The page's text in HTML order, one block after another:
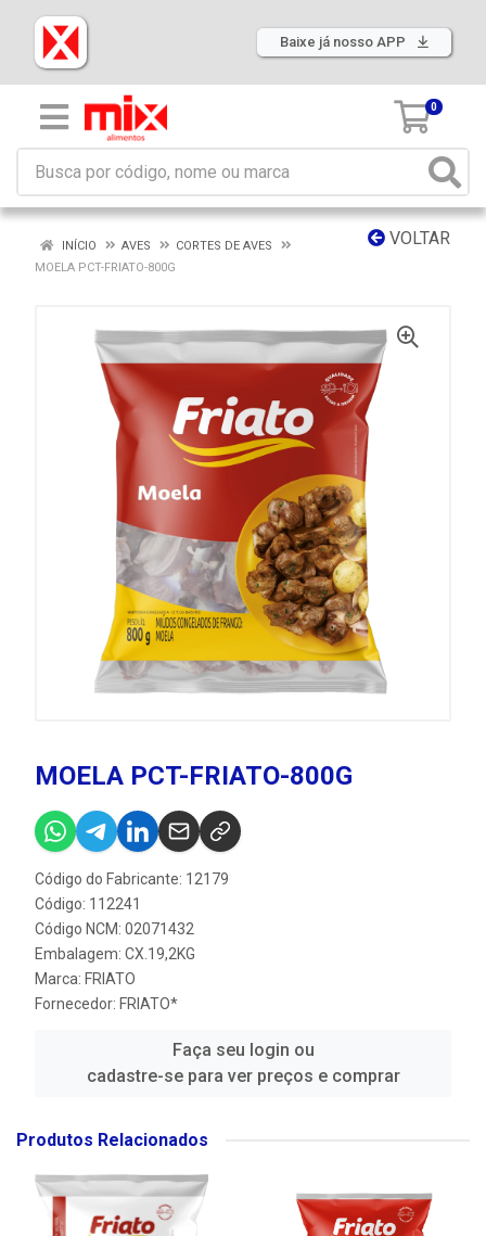
Baixe já nosso APP
0
VOLTAR
INÍCIO AVES
CORTES DE AVES
MOELA PCT-FRIATO-800G
MOELA PCT-FRIATO-800G
Código do Fabricante: 12179
Código: 112241
Código NCM: 02071432
Embalagem: CX.19,2KG
Marca: FRIATO
Fornecedor: FRIATO*
Faça seu login ou
cadastre-se para ver preços e comprar
Produtos Relacionados